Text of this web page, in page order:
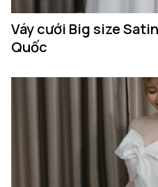
Váy cưới Big size
Quốc